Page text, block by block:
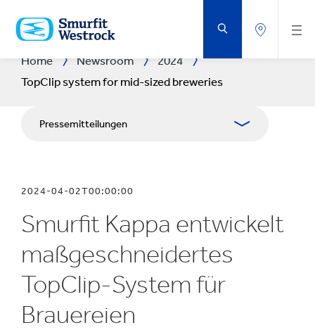
HAUPTINHALT
SPRINGEN
Home Newsroom
2024
TopClip system for mid-sized breweries
Pressemitteilungen
Medienarbeit
Blog
2024-04-02T00:00:00
Smurfit Kappa entwickelt
maßgeschneidertes
TopClip-System für
Brauereien